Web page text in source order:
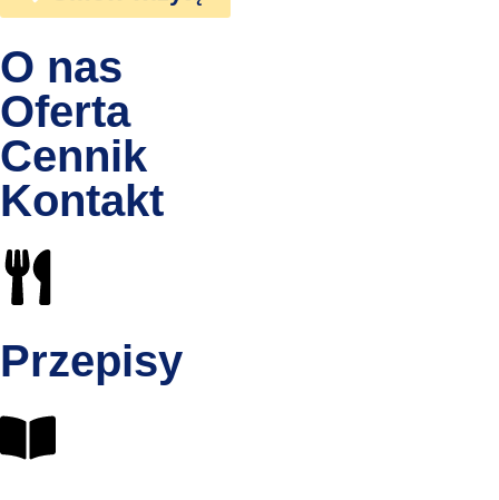
O nas
Oferta
Cennik
Kontakt
Przepisy